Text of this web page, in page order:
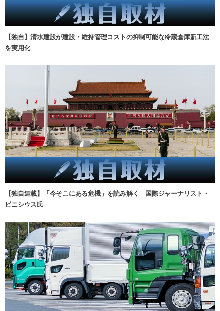
【独自】清水建設が建設・維持管理コストの抑制可能な冷蔵倉庫新工法
を実用化
【独自連載】「今そこにある危機」を読み解く 国際ジャーナリスト・
ビニシウス氏